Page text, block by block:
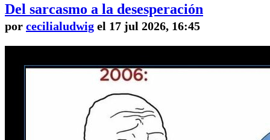
Del sarcasmo a la desesperación
por cecilialudwig el 17 jul 2026, 16:45